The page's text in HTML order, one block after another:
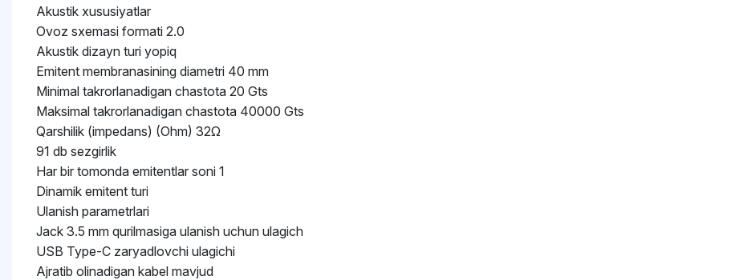
Akustik xususiyatlar
Ovoz sxemasi formati 2.0
Akustik dizayn turi yopiq
Emitent membranasining diametri 40 mm
Minimal takrorlanadigan chastota 20 Gts
Maksimal takrorlanadigan chastota 40000 Gts
Qarshilik (impedans) (Ohm) 32Ω
91 db sezgirlik
Har bir tomonda emitentlar soni 1
Dinamik emitent turi
Ulanish parametrlari
Jack 3.5 mm qurilmasiga ulanish uchun ulagich
USB Type-C zaryadlovchi ulagichi
Ajratib olinadigan kabel mavjud